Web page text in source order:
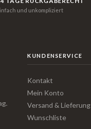
und unkompliziert
KUNDENSERVICE
Kontakt
Mein Konto
Versand & Lieferung
Wunschliste